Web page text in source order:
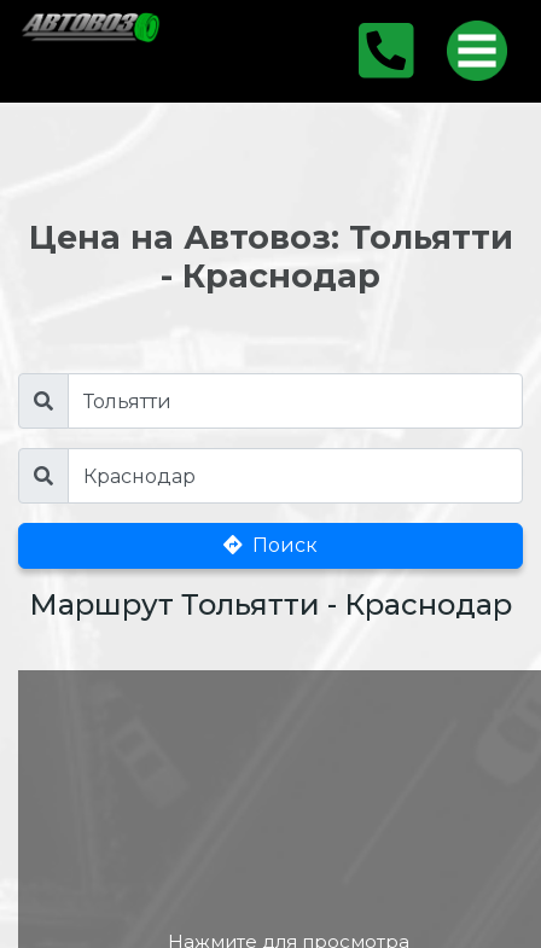
Цена на Автовоз: Тольятти
- Краснодар
Поиск
Маршрут Тольятти - Краснодар